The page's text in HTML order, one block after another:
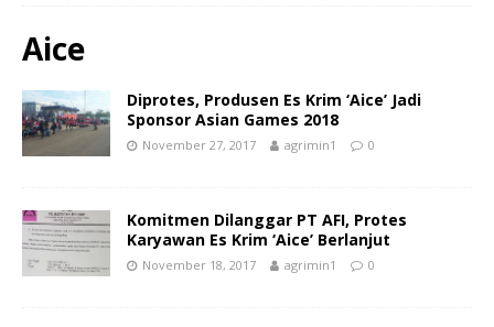
Aice
Diprotes, Produsen Es Krim ‘Aice’ Jadi
Sponsor Asian Games 2018
November 27, 2017 agrimin1 0
Komitmen Dilanggar PT AFI, Protes
Karyawan Es Krim ‘Aice’ Berlanjut
November 18, 2017 agrimin1 0